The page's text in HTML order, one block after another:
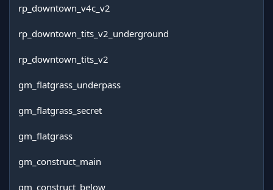
rp_downtown_v4c_v2
rp_downtown_tits_v2_underground
rp_downtown_tits_v2
gm_flatgrass_underpass
gm_flatgrass_secret
gm_flatgrass
gm_construct_main
gm_construct_below